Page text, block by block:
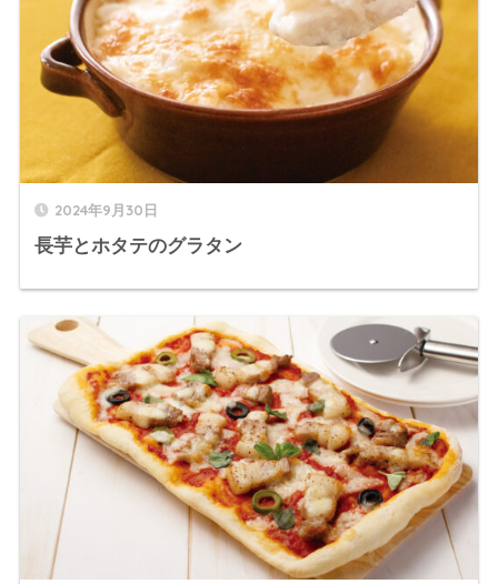
2024年9月30日
長芋とホタテのグラタン